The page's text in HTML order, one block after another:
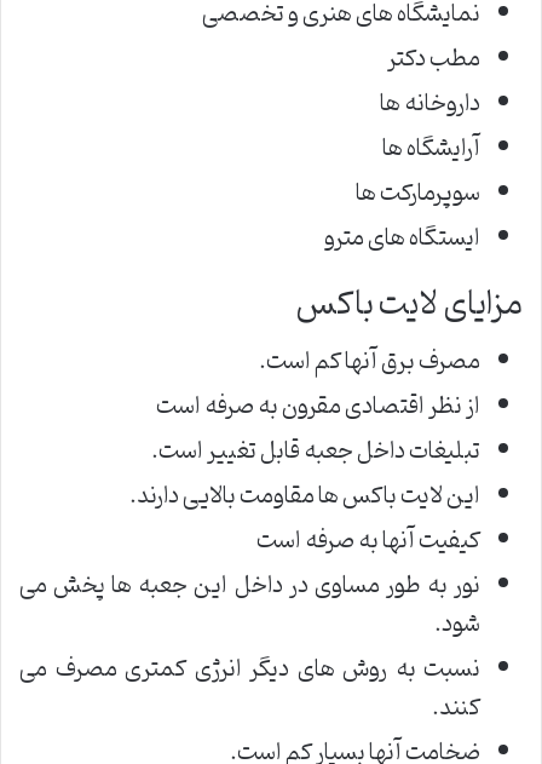
نمایشگاه های هنری و تخصصی
مطب دکتر
داروخانه ها
آرایشگاه ها
سوپرمارکت ها
ایستگاه های مترو
مزایای لایت باکس
مصرف برق آنها کم است.
از نظر اقتصادی مقرون به صرفه است
تبلیغات داخل جعبه قابل تغییر است.
این لایت باکس ها مقاومت بالایی دارند.
کیفیت آنها به صرفه است
نور به طور مساوی در داخل این جعبه ها پخش می
شود.
نسبت به روش های دیگر انرژی کمتری مصرف می
کنند.
ضخامت آنها بسیار کم است.